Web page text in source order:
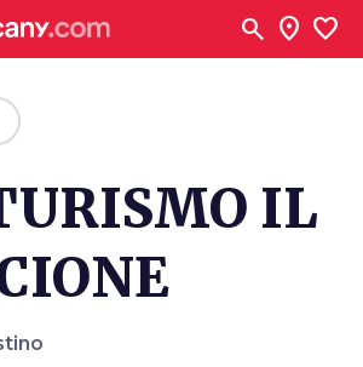
search location_on favorite
IL